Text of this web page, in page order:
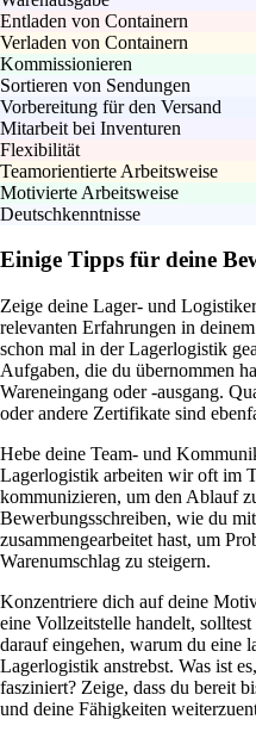
Entladen von Containern
Verladen von Containern
Kommissionieren
Sortieren von Sendungen
Vorbereitung für den Versand
Mitarbeit bei Inventuren
Flexibilität
Teamorientierte Arbeitsweise
Motivierte Arbeitsweise
Deutschkenntnisse
Einige Tipps für deine
Zeige deine Lager- und
relevanten Erfahrungen in
schon mal in der Lagerlogistik
Aufgaben, die du übernommen
Wareneingang oder -ausgang.
oder andere Zertifikate sind
Hebe deine Team- und
Lagerlogistik arbeiten wir oft im
kommunizieren, um den Ablauf
Bewerbungsschreiben, wie du
zusammengearbeitet hast, um
Warenumschlag zu steigern.
Konzentriere dich auf deine
eine Vollzeitstelle handelt,
darauf eingehen, warum du eine
Lagerlogistik anstrebst. Was ist
fasziniert? Zeige, dass du bereit
und deine Fähigkeiten